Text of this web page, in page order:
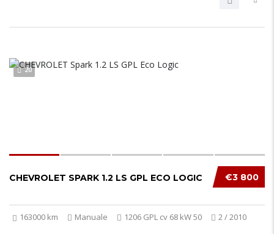
20
€3 800
CHEVROLET SPARK 1.2 LS GPL ECO LOGIC
163000 km Manuale 1206 GPL cv 68 kW 50 2 / 2010